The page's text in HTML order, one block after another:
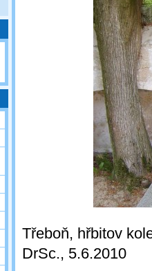
Třeboň, hřbitov
DrSc., 5.6.2010